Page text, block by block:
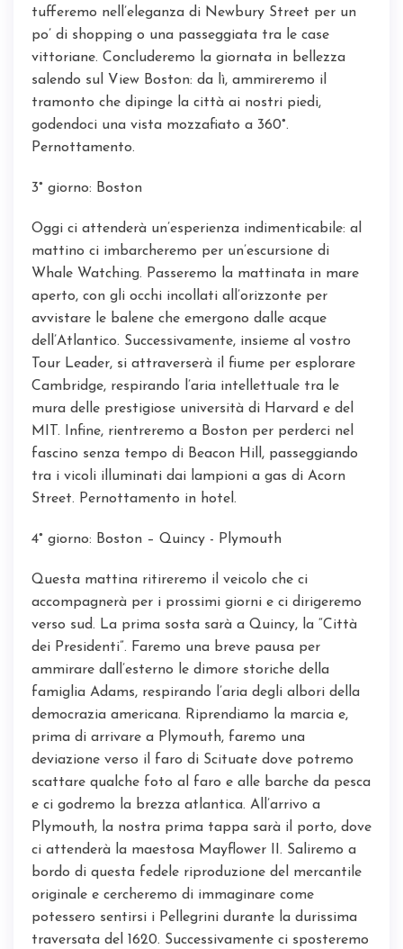
tufferemo nell’eleganza di Newbury Street per un
po’ di shopping o una passeggiata tra le case
vittoriane. Concluderemo la giornata in bellezza
salendo sul View Boston: da lì, ammireremo il
tramonto che dipinge la città ai nostri piedi,
godendoci una vista mozzafiato a 360°.
Pernottamento.
3° giorno: Boston
Oggi ci attenderà un’esperienza indimenticabile: al
mattino ci imbarcheremo per un’escursione di
Whale Watching. Passeremo la mattinata in mare
aperto, con gli occhi incollati all’orizzonte per
avvistare le balene che emergono dalle acque
dell’Atlantico. Successivamente, insieme al vostro
Tour Leader, si attraverserà il fiume per esplorare
Cambridge, respirando l’aria intellettuale tra le
mura delle prestigiose università di Harvard e del
MIT. Infine, rientreremo a Boston per perderci nel
fascino senza tempo di Beacon Hill, passeggiando
tra i vicoli illuminati dai lampioni a gas di Acorn
Street. Pernottamento in hotel.
4° giorno: Boston – Quincy - Plymouth
Questa mattina ritireremo il veicolo che ci
accompagnerà per i prossimi giorni e ci dirigeremo
verso sud. La prima sosta sarà a Quincy, la “Città
dei Presidenti”. Faremo una breve pausa per
ammirare dall’esterno le dimore storiche della
famiglia Adams, respirando l’aria degli albori della
democrazia americana. Riprendiamo la marcia e,
prima di arrivare a Plymouth, faremo una
deviazione verso il faro di Scituate dove potremo
scattare qualche foto al faro e alle barche da pesca
e ci godremo la brezza atlantica. All’arrivo a
Plymouth, la nostra prima tappa sarà il porto, dove
ci attenderà la maestosa Mayflower II. Saliremo a
bordo di questa fedele riproduzione del mercantile
originale e cercheremo di immaginare come
potessero sentirsi i Pellegrini durante la durissima
traversata del 1620. Successivamente ci sposteremo